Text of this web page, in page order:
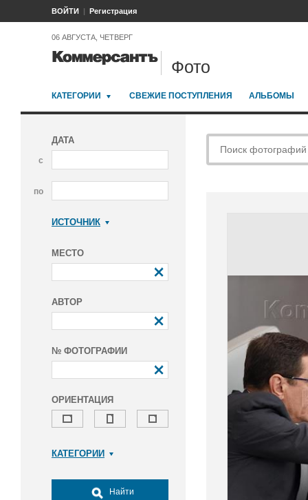
ВОЙТИ Регистрация
06 АВГУСТА, ЧЕТВЕРГ
Фото
КАТЕГОРИИ СВЕЖИЕ ПОСТУПЛЕНИЯ АЛЬБОМЫ
ДАТА
с
по
ИСТОЧНИК
МЕСТО
АВТОР
№ ФОТОГРАФИИ
ОРИЕНТАЦИЯ
КАТЕГОРИИ
Досуг, туризм и отдых
Найти